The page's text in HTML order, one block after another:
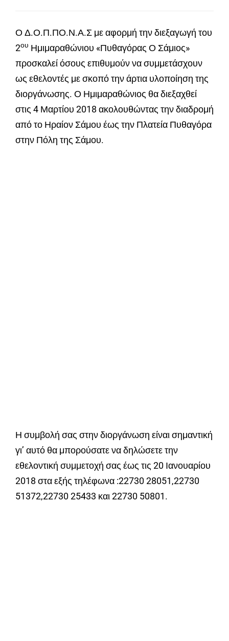
Ο Δ.Ο.Π.ΠΟ.Ν.Α.Σ με αφορμή την διεξαγωγή του
2ου Ημιμαραθώνιου «Πυθαγόρας Ο Σάμιος»
προσκαλεί όσους επιθυμούν να συμμετάσχουν
ως εθελοντές με σκοπό την άρτια υλοποίηση της
διοργάνωσης. Ο Ημιμαραθώνιος θα διεξαχθεί
στις 4 Μαρτίου 2018 ακολουθώντας την διαδρομή
από το Ηραίον Σάμου έως την Πλατεία Πυθαγόρα
στην Πόλη της Σάμου.
Η συμβολή σας στην διοργάνωση είναι σημαντική
γι’ αυτό θα μπορούσατε να δηλώσετε την
εθελοντική συμμετοχή σας έως τις 20 Ιανουαρίου
2018 στα εξής τηλέφωνα :22730 28051,22730
51372,22730 25433 και 22730 50801.